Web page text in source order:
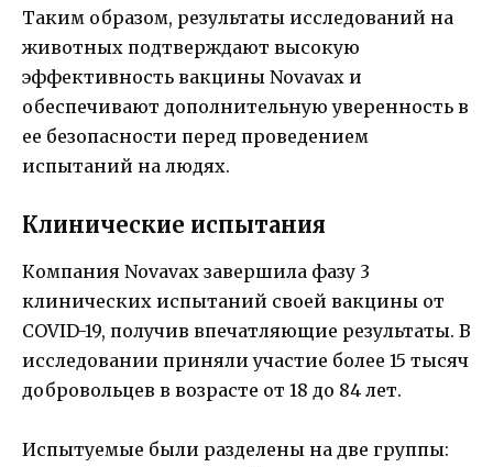
Таким образом, результаты исследований на
животных подтверждают высокую
эффективность вакцины Novavax и
обеспечивают дополнительную уверенность в
ее безопасности перед проведением
испытаний на людях.
Клинические испытания
Компания Novavax завершила фазу 3
клинических испытаний своей вакцины от
COVID-19, получив впечатляющие результаты. В
исследовании приняли участие более 15 тысяч
добровольцев в возрасте от 18 до 84 лет.
Испытуемые были разделены на две группы: